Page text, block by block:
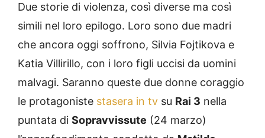
Due storie di violenza, così diverse ma così
simili nel loro epilogo. Loro sono due madri
che ancora oggi soffrono, Silvia Fojtikova e
Katia Villirillo, con i loro figli uccisi da uomini
malvagi. Saranno queste due donne coraggio
le protagoniste stasera in tv su Rai 3 nella
puntata di Sopravvissute (24 marzo)